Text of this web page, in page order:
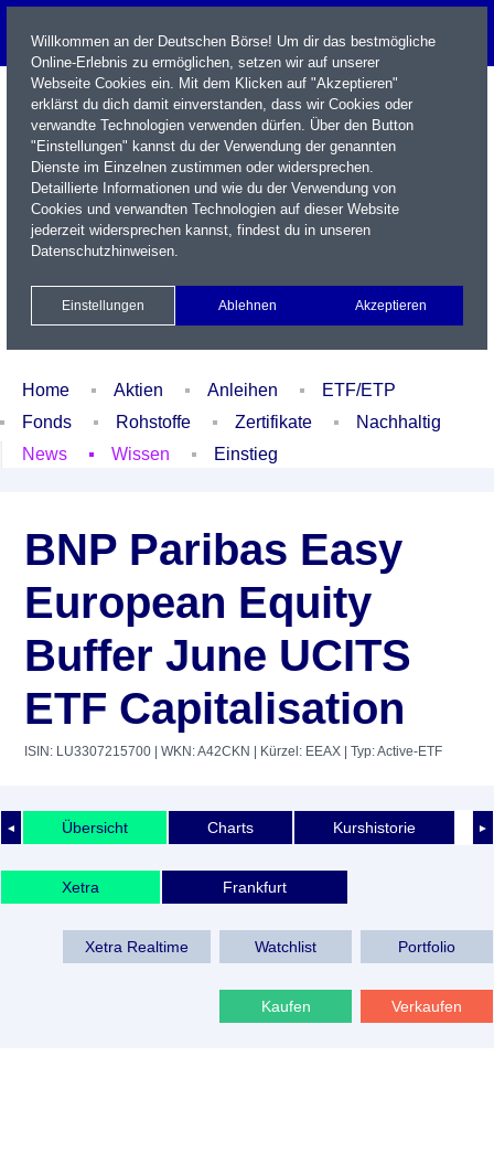
Name / WKN / ISIN / Kürzel
Xetra Realtime
Watchlist Portfolio Login
Home Aktien Anleihen
ETF/ETP
Fonds
Rohstoffe Zertifikate
Nachhaltig
News
Wissen Einstieg
BNP Paribas Easy
European Equity
Buffer June UCITS
ETF Capitalisation
ISIN: LU3307215700 | WKN: A42CKN | Kürzel: EEAX | Typ: Active-ETF
◄ ►
Übersicht Charts Kurshistorie
Xetra Frankfurt
Xetra Realtime Watchlist Portfolio
Kaufen Verkaufen
Willkommen an der Deutschen Börse! Um dir das bestmögliche
Online-Erlebnis zu ermöglichen, setzen wir auf unserer
Webseite Cookies ein. Mit dem Klicken auf "Akzeptieren"
erklärst du dich damit einverstanden, dass wir Cookies oder
verwandte Technologien verwenden dürfen. Über den Button
"Einstellungen" kannst du der Verwendung der genannten
Dienste im Einzelnen zustimmen oder widersprechen.
Detaillierte Informationen und wie du der Verwendung von
Cookies und verwandten Technologien auf dieser Website
jederzeit widersprechen kannst, findest du in unseren
Datenschutzhinweisen.
Einstellungen Ablehnen Akzeptieren